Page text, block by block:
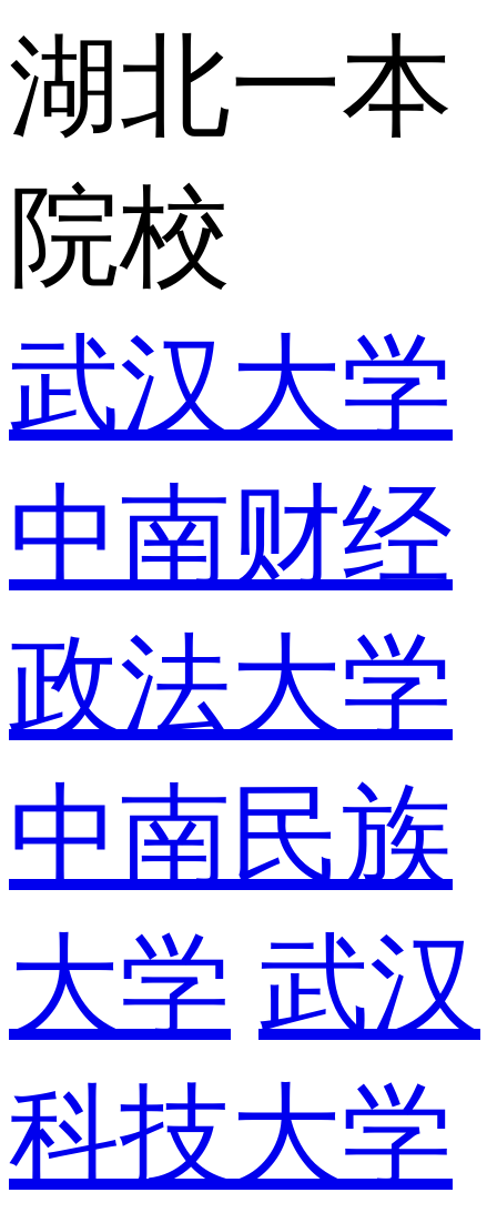
湖北一本
院校
武汉大学
中南财经
政法大学
中南民族
大学 武汉
科技大学